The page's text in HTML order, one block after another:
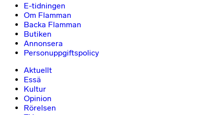
E-tidningen
Om Flamman
Backa Flamman
Butiken
Annonsera
Personuppgiftspolicy
Aktuellt
Essä
Kultur
Opinion
Rörelsen